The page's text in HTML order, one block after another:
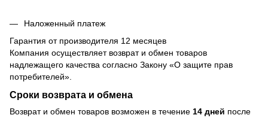
Наложенный платеж
Гарантия от производителя 12 месяцев
Компания осуществляет возврат и обмен товаров
надлежащего качества согласно Закону «О защите прав
потребителей»
Сроки возврата и обмена
Возврат и обмен товаров возможен в течение 14 дней после